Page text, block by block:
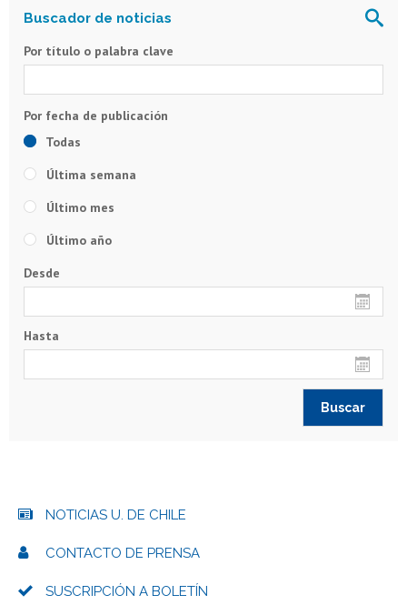
Por título o palabra clave
Todas
Última semana
Último mes
Último año
Desde
Hasta
NOTICIAS U. DE CHILE
CONTACTO DE PRENSA
SUSCRIPCIÓN A BOLETÍN